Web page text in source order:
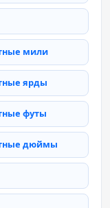
мили
ярды
футы
дюймы